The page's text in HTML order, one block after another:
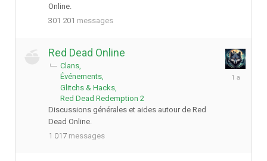
Online.
301 201 messages
Red Dead Online
Clans
Événements
Glitchs & Hacks
Red Dead Redemption 2
Discussions générales et aides autour de Red
Dead Online.
1 017 messages